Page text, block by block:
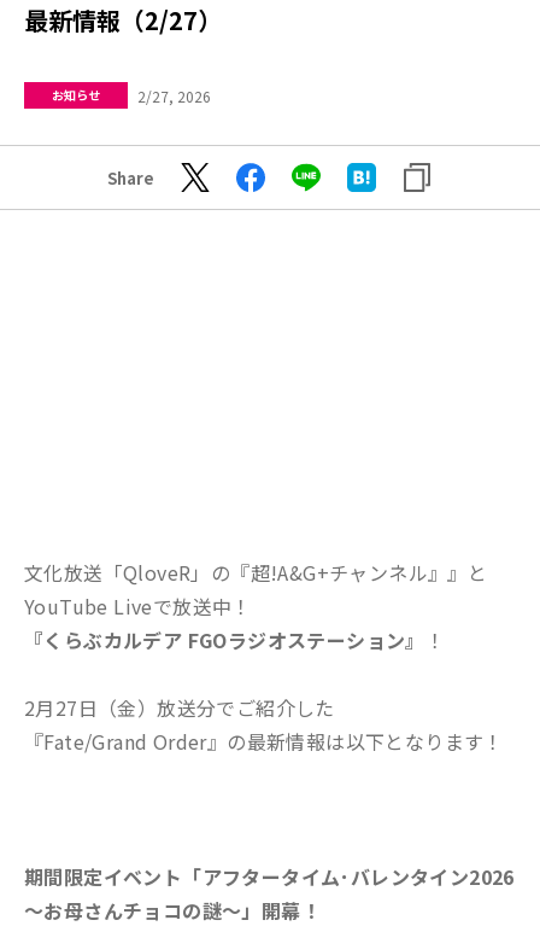
最新情報（2/27）
お知らせ 2/27, 2026
Share
文化放送「QloveR」の『超!A&G+チャンネル』』と
YouTube Liveで放送中！
『くらぶカルデア FGOラジオステーション』
！
2月27日（金）放送分でご紹介した
『Fate/Grand Order』の最新情報は以下となります！
期間限定イベント「アフタータイム･バレンタイン2026
～お母さんチョコの謎～」開幕！